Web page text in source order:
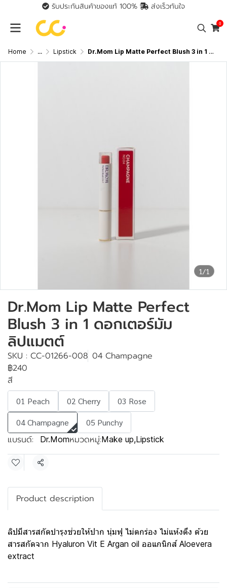
รับประกันสินค้าของแท้ 100% ส่งเร็วทันใจ
0
Home ... Lipstick Dr.Mom Lip Matte Perfect Blush 3 in 1 ดอกเตอร์มัม ลิปแมตต์
1/1
Dr.Mom Lip Matte Perfect
Blush 3 in 1 ดอกเตอร์มัม
ลิปแมตต์
SKU : CC-01266-008 04 Champagne
฿240
สี
01 Peach 02 Cherry
03 Rose
04 Champagne
05 Punchy
แบรนด์: Dr.Momหมวดหมู่:Make up,Lipstick
แชร์
Product description
ลิปมีสารสกัดบำรุง​ช่วยให้ปาก​ นุ่มฟู​ ไม่ตกร่อง ไม่แห้ง​ตึง​ ด้วย
สารสกัดจาก Hyaluron Vit E​ Argan oil ออแกนิกส์​ Aloevera
extract